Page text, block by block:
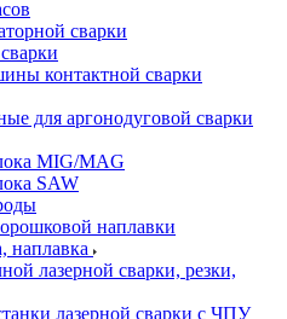
сварки
контактной сварки
для аргонодуговой сварки
MIG/MAG
SAW
наплавки
наплавка
лазерной сварки, резки,
лазерной сварки с ЧПУ